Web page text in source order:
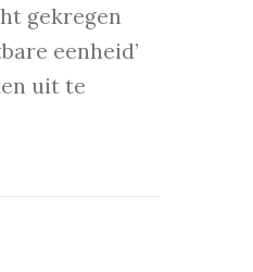
gekregen
eenheid’
uit te